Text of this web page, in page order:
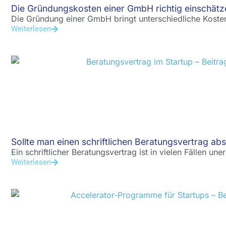
Die Gründungskosten einer GmbH richtig
Die Gründung einer GmbH bringt unterschiedliche
Weiterlesen
Sollte man einen schriftlichen Beratungsvertrag
Ein schriftlicher Beratungsvertrag ist in vielen Fällen
Weiterlesen